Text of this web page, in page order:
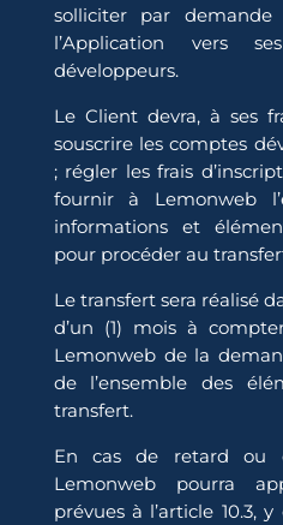
solliciter par
l’Application vers
développeurs.
Le Client devra, à ses
souscrire les comptes
; régler les frais
fournir à Lemonweb
informations et
pour procéder au
Le transfert sera réalisé
d’un (1) mois à
Lemonweb de la
de l’ensemble des
transfert.
En cas de retard ou
Lemonweb pourra
prévues à l’article 10.3,